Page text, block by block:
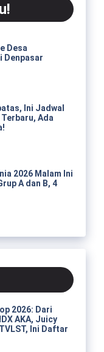
Desa
Denpasar
Ini Jadwal
Ada
2026 Malam Ini
A dan B, 4
2026: Dari
AKA, Juicy
Ini Daftar